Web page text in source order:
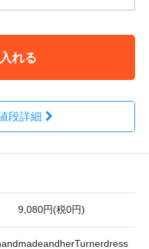
れる
段詳細
9,080円(税0円)